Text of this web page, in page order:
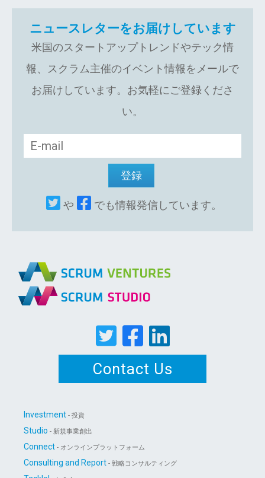
ニュースレターをお届けしています
米国のスタートアップトレンドやテック情
報、スクラム主催のイベント情報をメールで
お届けしています。お気軽にご登録くださ
い。
や でも情報発信しています。
Contact Us
Investment - 投資
Studio - 新規事業創出
Connect - オンラインプラットフォーム
Consulting and Report - 戦略コンサルティング